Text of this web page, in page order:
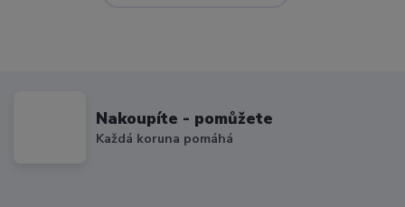
Nakoupíte - pomůžete
Každá koruna pomáhá